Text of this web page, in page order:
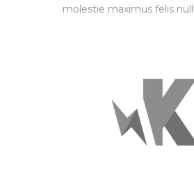
molestie maximus felis